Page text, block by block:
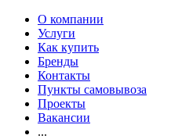
О компании
Услуги
Как купить
Бренды
Контакты
Пункты самовывоза
Проекты
Вакансии
...